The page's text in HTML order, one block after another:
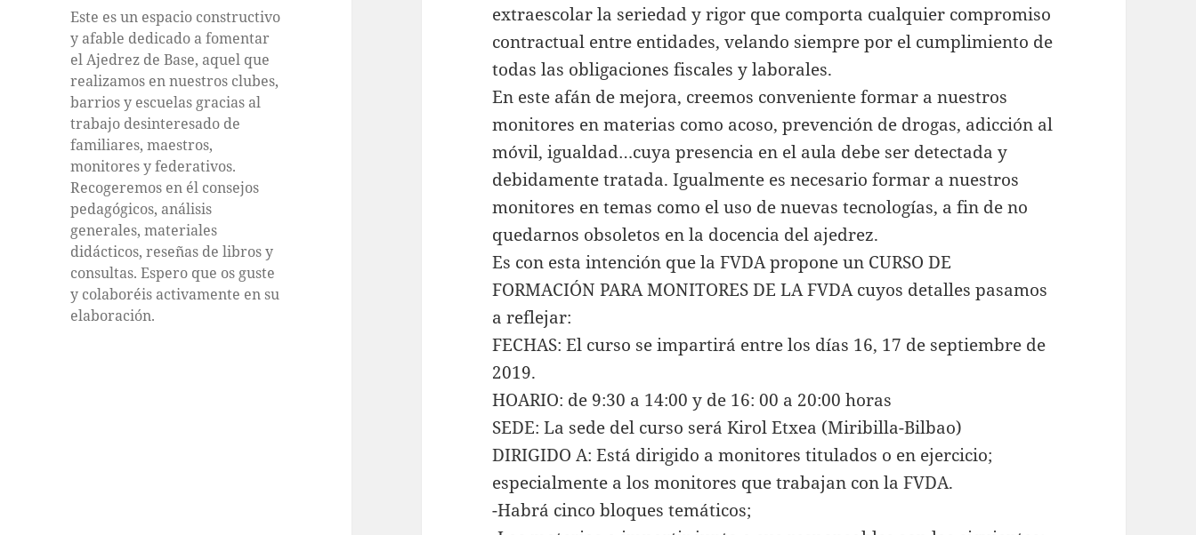
Este es un espacio constructivo
y afable dedicado a fomentar
el Ajedrez de Base, aquel que
realizamos en nuestros clubes,
barrios y escuelas gracias al
trabajo desinteresado de
familiares, maestros,
monitores y federativos.
Recogeremos en él consejos
pedagógicos, análisis
generales, materiales
didácticos, reseñas de libros y
consultas. Espero que os guste
y colaboréis activamente en su
elaboración.
extraescolar la seriedad y rigor que comporta cualquier compromiso
contractual entre entidades, velando siempre por el cumplimiento de
todas las obligaciones fiscales y laborales.
En este afán de mejora, creemos conveniente formar a nuestros
monitores en materias como acoso, prevención de drogas, adicción al
móvil, igualdad…cuya presencia en el aula debe ser detectada y
debidamente tratada. Igualmente es necesario formar a nuestros
monitores en temas como el uso de nuevas tecnologías, a fin de no
quedarnos obsoletos en la docencia del ajedrez.
Es con esta intención que la FVDA propone un CURSO DE
FORMACIÓN PARA MONITORES DE LA FVDA cuyos detalles pasamos
a reflejar:
FECHAS: El curso se impartirá entre los días 16, 17 de septiembre de
2019.
HOARIO: de 9:30 a 14:00 y de 16: 00 a 20:00 horas
SEDE: La sede del curso será Kirol Etxea (Miribilla-Bilbao)
DIRIGIDO A: Está dirigido a monitores titulados o en ejercicio;
especialmente a los monitores que trabajan con la FVDA.
-Habrá cinco bloques temáticos;